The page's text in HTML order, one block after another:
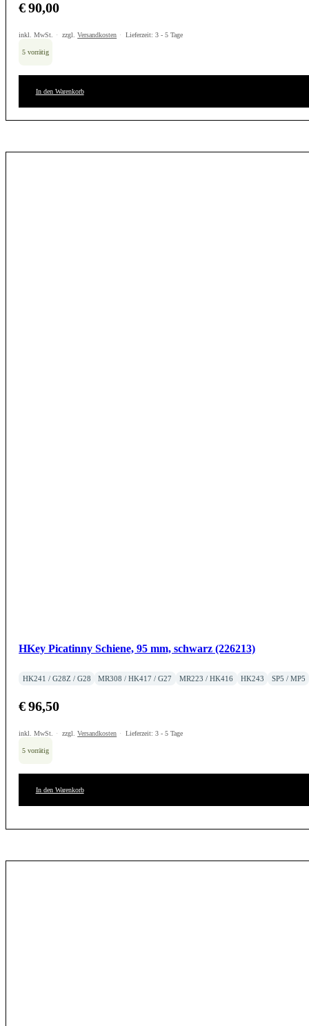
€90,00
inkl. MwSt. zzgl.Versandkosten Lieferzeit:3 - 5 Tage
5 vorrätig
In den Warenkorb
HKey Picatinny Schiene, 95 mm, schwarz (226213)
HK241 / G28Z / G28 MR308 / HK417 / G27 MR223 / HK416 HK243 SP5 / MP5
€96,50
inkl. MwSt. zzgl.Versandkosten Lieferzeit:3 - 5 Tage
5 vorrätig
In den Warenkorb